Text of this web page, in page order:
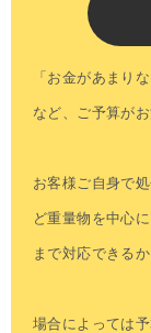
「お金があまり
など、ご予算が
お客様ご自身で
ど重量物を中心
まで対応できる
場合によっては